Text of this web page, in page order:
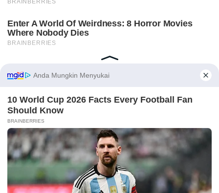
Home Indeks Redaksi Privacy Policy
Disclaimer
Pedoman Media Siber
Tentang Kami
Copyright © 2018-2026